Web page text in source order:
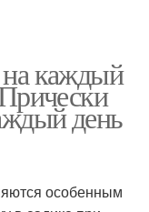
на каждый
день
особенным